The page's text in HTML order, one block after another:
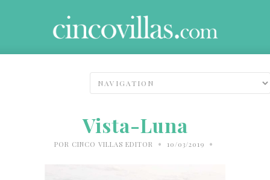
Vista-Luna
POR CINCO VILLAS EDITOR • 10/03/2019 •